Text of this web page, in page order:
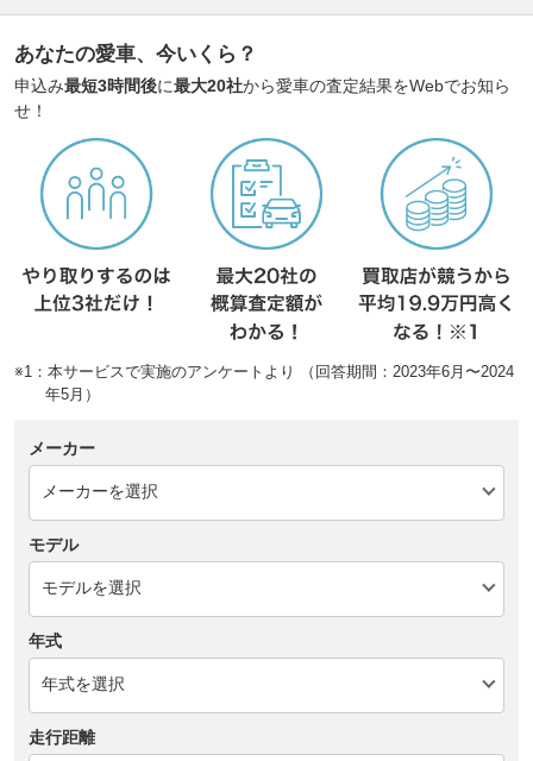
あなたの愛車、今いくら？
申込み最短3時間後に最大20社から愛車の査定結果をWebでお知ら
せ！
※1：本サービスで実施のアンケートより （回答期間：2023年6月〜2024
年5月）
メーカー
モデル
年式
走行距離